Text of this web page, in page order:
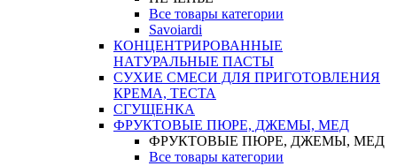
Все товары категории
Savoiardi
КОНЦЕНТРИРОВАННЫЕ
НАТУРАЛЬНЫЕ ПАСТЫ
СУХИЕ СМЕСИ ДЛЯ ПРИГОТОВЛЕНИЯ
КРЕМА, ТЕСТА
СГУЩЕНКА
ФРУКТОВЫЕ ПЮРЕ, ДЖЕМЫ, МЕД
ФРУКТОВЫЕ ПЮРЕ, ДЖЕМЫ, МЕД
Все товары категории